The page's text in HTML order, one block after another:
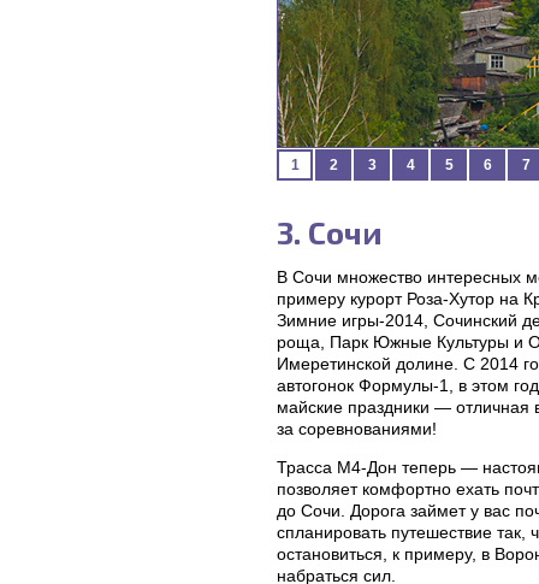
1 2 3 4 5 6 7
3. Сочи
В Сочи множество интересных
примеру курорт Роза-Хутор на
Зимние игры-2014, Сочинский
роща, Парк Южные Культуры и
Имеретинской долине. С 2014
автогонок Формулы-1, в этом
майские праздники — отличная
за соревнованиями!
Трасса М4-Дон теперь —
позволяет комфортно ехать
до Сочи. Дорога займет у вас
спланировать путешествие так,
остановиться, к примеру, в
набраться сил.